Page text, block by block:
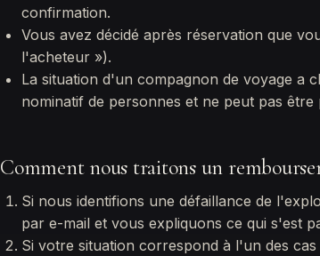
confirmation.
Vous avez décidé après réservation que
l'acheteur »).
La situation d'un compagnon de voyage
nominatif de personnes et ne peut pas
Comment nous traitons un
Si nous identifions une défaillance de
par e-mail et vous expliquons ce qui s'est
Si votre situation correspond à l'un des